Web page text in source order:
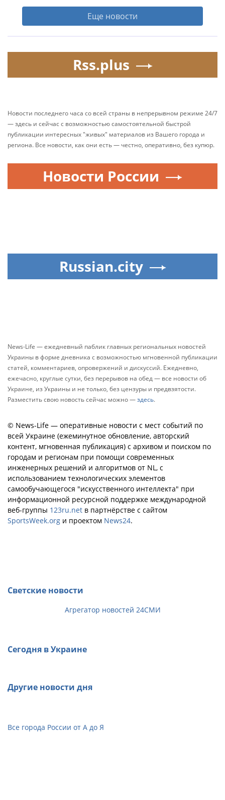
Еще новости
Rss.plus
Новости последнего часа со всей страны в непрерывном режиме 24/7
— здесь и сейчас с возможностью самостоятельной быстрой
публикации интересных "живых" материалов из Вашего города и
региона. Все новости, как они есть — честно, оперативно, без купюр.
Новости России
Russian.city
News-Life — ежедневный паблик главных региональных новостей
Украины в форме дневника с возможностью мгновенной публикации
статей, комментариев, опровержений и дискуссий. Ежедневно,
ежечасно, круглые сутки, без перерывов на обед — все новости об
Украине, из Украины и не только, без цензуры и предвзятости.
Разместить свою новость сейчас можно —здесь.
© News-Life — оперативные новости с мест событий по
всей Украине (ежеминутное обновление, авторский
контент, мгновенная публикация) с архивом и поиском по
городам и регионам при помощи современных
инженерных решений и алгоритмов от NL, с
использованием технологических элементов
самообучающегося "искусственного интеллекта" при
информационной ресурсной поддержке международной
веб-группы 123ru.net в партнёрстве с сайтом
SportsWeek.org и проектом News24.
Светские новости
Агрегатор новостей 24СМИ
Сегодня в Украине
Другие новости дня
Все города России от А до Я